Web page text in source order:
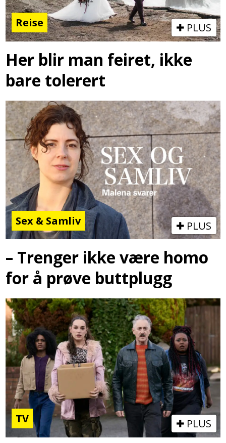
Reise PLUS
Her blir man feiret, ikke
bare tolerert
Sex & Samliv PLUS
– Trenger ikke være homo
for å prøve buttplugg
TV PLUS